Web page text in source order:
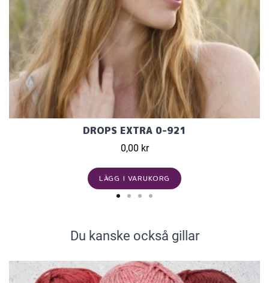
DROPS EXTRA 0-921
0,00 kr
LÄGG I VARUKORG
Du kanske också gillar